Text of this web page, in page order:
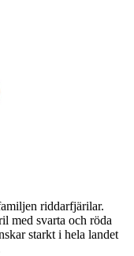
riddarfjärilar.
med svarta och röda
starkt i hela landet